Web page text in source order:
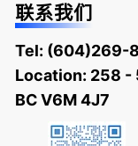
联系我们
Tel: (604)269-
Location: 258 -
BC V6M 4J7